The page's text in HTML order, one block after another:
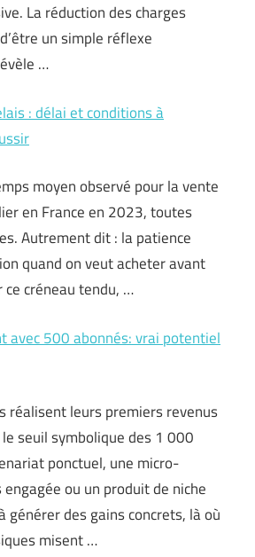
La réduction des charges
un simple réflexe
…
: délai et conditions à
moyen observé pour la vente
en France en 2023, toutes
Autrement dit : la patience
quand on veut acheter avant
ce créneau tendu, …
avec 500 abonnés: vrai potentiel
réalisent leurs premiers revenus
seuil symbolique des 1 000
ponctuel, une micro-
ou un produit de niche
des gains concrets, là où
misent …